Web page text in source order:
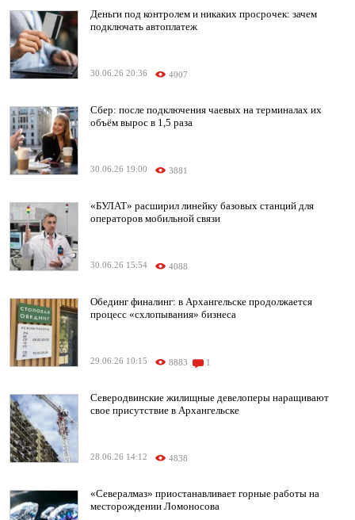
Деньги под контролем и никаких просрочек: зачем
подключать автоплатеж
30.06.26 20:36 4007
Сбер: после подключения чаевых на терминалах их
объём вырос в 1,5 раза
30.06.26 19:00 3881
«БУЛАТ» расширил линейку базовых станций для
операторов мобильной связи
30.06.26 15:54 4088
Обединг финалинг: в Архангельске продолжается
процесс «схлопывания» бизнеса
29.06.26 10:15 8883 1
Северодвинские жилищные девелоперы наращивают
свое присутствие в Архангельске
28.06.26 14:12 4838
«Севералмаз» приостанавливает горные работы на
месторождении Ломоносова